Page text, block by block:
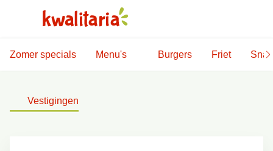
Zomer specials Menu's Burgers Friet
Vestigingen